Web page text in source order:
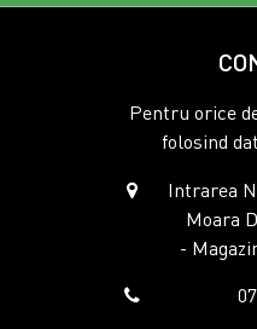
Pentru orice
folosind
Intrarea
Moara
-